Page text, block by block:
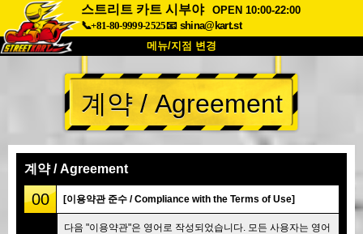
스트리트 카트 시부야
OPEN 10:00-22:00
📞+81-80-9999-2525📧 shina@kart.st
메뉴/지점 변경
최상단
소개 사양 가격
회사 정보
도쿄 시나가와 #1 도쿄 아키하바라#1
계약 / Agreement
계약 / Agreement
00 [이용약관 준수 / Compliance with the Terms of Use]
다음 "이용약관"은 영어로 작성되었습니다. 모든 사용자는 영어